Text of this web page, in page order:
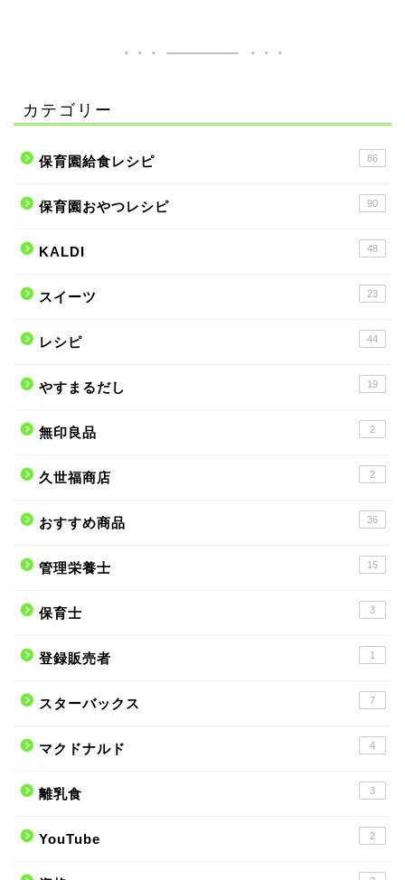
カテゴリー
保育園給食レシピ 86
保育園おやつレシピ 90
KALDI 48
スイーツ 23
レシピ 44
やすまるだし 19
無印良品 2
久世福商店 2
おすすめ商品 36
管理栄養士 15
保育士 3
登録販売者 1
スターバックス 7
マクドナルド 4
離乳食 3
YouTube 2